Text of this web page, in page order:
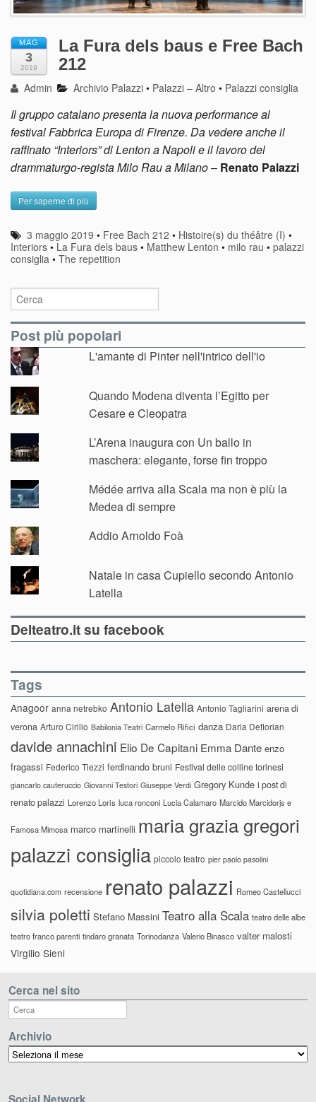
MAG
3
2019
La Fura dels baus e Free Bach
212
Admin Archivio Palazzi • Palazzi – Altro • Palazzi consiglia
Il gruppo catalano presenta la nuova performance al
festival Fabbrica Europa di Firenze. Da vedere anche il
raffinato “Interiors” di Lenton a Napoli e il lavoro del
drammaturgo-regista Milo Rau a Milano– Renato Palazzi
Per saperne di più
3 maggio 2019 • Free Bach 212 • Histoire(s) du théâtre (I) •
Interiors • La Fura dels baus • Matthew Lenton • milo rau • palazzi
consiglia • The repetition
Post più popolari
L'amante di Pinter nell'intrico dell'io
Quando Modena diventa l’Egitto per
Cesare e Cleopatra
L’Arena inaugura con Un ballo in
maschera: elegante, forse fin troppo
Médée arriva alla Scala ma non è più la
Medea di sempre
Addio Arnoldo Foà
Natale in casa Cupiello secondo Antonio
Latella
Delteatro.it su facebook
Tags
Anagoor anna netrebko Antonio Latella Antonio Tagliarini arena di
verona Arturo Cirillo Babilonia Teatri Carmelo Rifici danza Daria Deflorian
davide annachini Elio De Capitani Emma Dante enzo
fragassi Federico Tiezzi ferdinando bruni Festival delle colline torinesi
giancarlo cauteruccio Giovanni Testori Giuseppe Verdi Gregory Kunde i post di
renato palazzi Lorenzo Loris luca ronconi Lucia Calamaro Marcido Marcidorjs e
Famosa Mimosa marco martinelli maria grazia gregori
palazzi consiglia piccolo teatro pier paolo pasolini
quotidiana.com recensione renato palazzi Romeo Castellucci
silvia poletti Stefano Massini Teatro alla Scala teatro delle albe
teatro franco parenti tindaro granata Torinodanza Valerio Binasco valter malosti
Virgilio Sieni
Cerca nel sito
Archivio
Archivio
Social Network